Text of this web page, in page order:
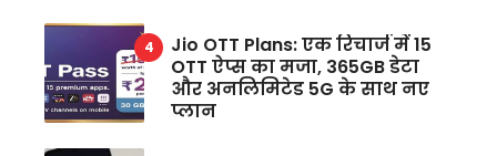
Jio OTT Plans: एक रिचार्ज में 15
OTT ऐप्स का मजा, 365GB डेटा
और अनलिमिटेड 5G के साथ नए
प्लान